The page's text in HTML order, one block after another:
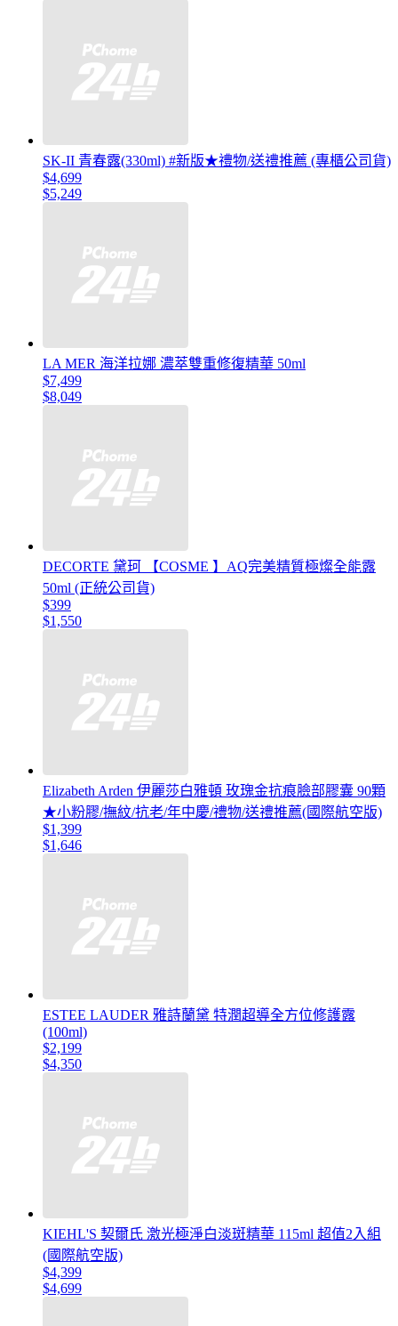
SK-II 青春露(330ml) #新版★禮物/送禮推薦 (專櫃公司貨)
$4,699
$5,249
LA MER 海洋拉娜 濃萃雙重修復精華 50ml
$7,499
$8,049
DECORTE 黛珂 【COSME 】AQ完美精質極燦全能露
50ml (正統公司貨)
$399
$1,550
Elizabeth Arden 伊麗莎白雅頓 玫瑰金抗痕臉部膠囊 90顆
★小粉膠/撫紋/抗老/年中慶/禮物/送禮推薦(國際航空版)
$1,399
$1,646
ESTEE LAUDER 雅詩蘭黛 特潤超導全方位修護露
(100ml)
$2,199
$4,350
KIEHL'S 契爾氏 激光極淨白淡斑精華 115ml 超值2入組
(國際航空版)
$4,399
$4,699